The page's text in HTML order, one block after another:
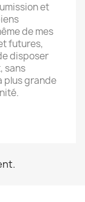
et
de mes
futures,
disposer
sans
plus grande